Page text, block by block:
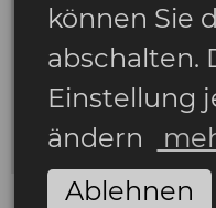
können Sie
abschalten.
Einstellung
ändern
Ablehnen